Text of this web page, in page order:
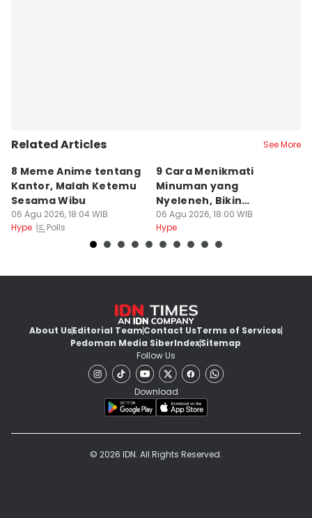
Related Articles See More
8 Meme Anime tentang
Kantor, Malah Ketemu
Sesama Wibu
06 Agu 2026, 18:04 WIB
Hype
Polls
9 Cara Menikmati
Minuman yang
Nyeleneh, Bikin
Terbahak-bahak
06 Agu 2026, 18:00 WIB
Hype
About UsEditorial TeamContact UsTerms of Services
Pedoman Media SiberIndexSitemap
Follow Us
Download
© 2026 IDN. All Rights Reserved.